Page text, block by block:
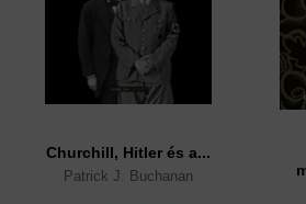
Churchill, Hitler és a...
Patrick J. Buchanan